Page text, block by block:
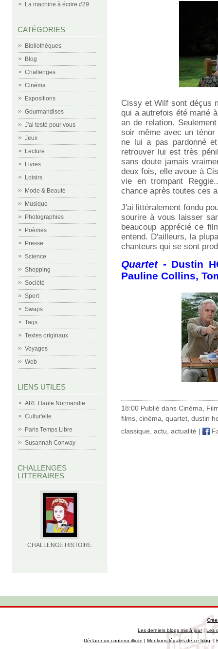
La machine à écrire #29
CATÉGORIES
Bibliothèques
Blog
Challenges
Cinéma
Expositions
Gourmandises
J'ai testé pour vous
Jeux
Lecture
Livres
Loisirs
Mode & Beauté
Musique
Photographies
Poèmes
Presse
Science
Shopping
Société
Sport
Swaps
Tags
Textes originaux
Voyages
Web
LIENS UTILES
ARL Haute Normandie
Cultur'elle
Paris Temps Libre
Susannah Conway
CHALLENGES
LITTERAIRES
CHALLENGE HISTOIRE
Cissy et Wilf sont déçus
qui a autrefois été marié
an de relation.
soir même avec un
ne lui a pas pardonné
retrouver lui est très
sans doute jamais
deux fois, elle avoue à
vie en trompant
chance après toutes ces
J'ai littéralement fondu
sourire à vous laisser
beaucoup apprécié ce
entend. D'ailleurs, la
chanteurs qui se sont
Quartet- Dustin
Pauline Collins,
18:00 Publié dans Cinéma
films cinéma quartet dustin
classique actu actualité |
Les derniers blogs mis à jour|Les
Déclarer un contenu illicite | Mentions légales de ce blog|